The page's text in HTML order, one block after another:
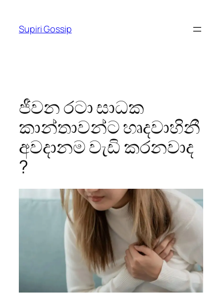
content
Supiri Gossip
ජීවන රටා සාධක
කාන්තාවන්ට හෘදවාහිනී
අවදානම වැඩි කරනවාද
?